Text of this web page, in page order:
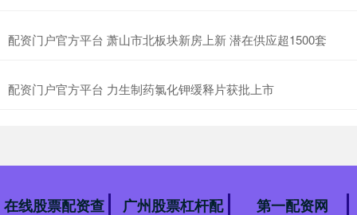
配资门户官方平台 萧山市北板块新房上新 潜在供应超1500套
配资门户官方平台 力生制药氯化钾缓释片获批上市
在线股票配资查 广州股票杠杆配 第一配资网